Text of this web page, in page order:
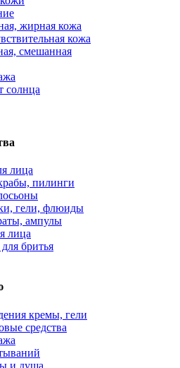
жирная кожа
кожа
смешанная
солнца
лица
пилинги
гели, флюиды
ампулы
лица
бритья
кремы, гели
средства
и душа